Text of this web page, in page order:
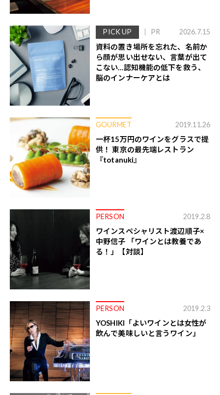
PICK UP PR 2026.7.15
資料の置き場所を忘れた、名前か
ら顔が思い出せない、言葉が出て
こない…認知機能の低下を救う、
脳のインナーケアとは
GOURMET 2019.11.26
一杯15万円のワインをグラスで提
供！ 東京の最先端レストラン
『totanuki』
PERSON 2019.2.8
ワインスペシャリスト渡辺順子×
中野信子 「ワインとは教養であ
る！」【対談】
PERSON 2019.2.3
YOSHIKI「よいワインとは女性が
飲んで美味しいと言うワイン」